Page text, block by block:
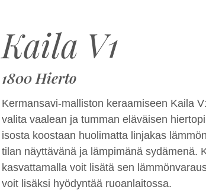
Kaila V1
1800 Hierto
Kermansavi-malliston keraamiseen Kaila
valita vaalean ja tumman eläväisen
isosta koostaan huolimatta linjakas
tilan näyttävänä ja lämpimänä sydämenä.
kasvattamalla voit lisätä sen
voit lisäksi hyödyntää ruoanlaitossa.